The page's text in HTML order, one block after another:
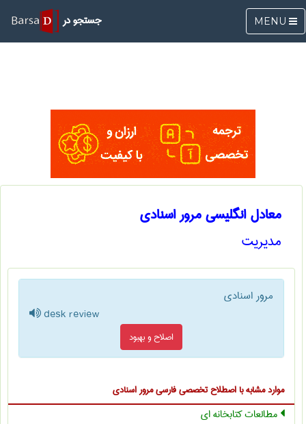
جستجو در MENU
معادل انگلیسی مرور اسنادی
مديريت
مرور اسنادی
desk review
اصلاح و بهبود
موارد مشابه با اصطلاح تخصصیفارسی مرور اسنادی
مطالعات کتابخانه ای